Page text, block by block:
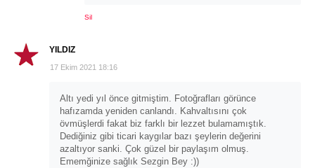
Sil
YILDIZ
17 Ekim 2021 18:16
Altı yedi yıl önce gitmiştim. Fotoğrafları görünce
hafızamda yeniden canlandı. Kahvaltısını çok
övmüşlerdi fakat biz farklı bir lezzet bulamamıştık.
Dediğiniz gibi ticari kaygılar bazı şeylerin değerini
azaltıyor sanki. Çok güzel bir paylaşım olmuş.
Ememğinize sağlık Sezgin Bey :))